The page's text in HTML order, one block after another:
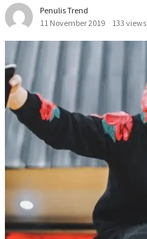
Penulis Trend
11 November 2019
133 views